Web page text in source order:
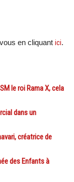
en cliquant ici.
le roi Rama X, cela
dans un
créatrice de
des Enfants à